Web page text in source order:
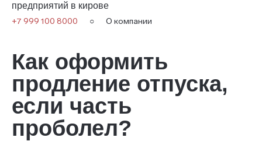
предприятий в кирове
+7 999 100 8000
○ О компании
Как оформить
продление отпуска,
если часть
проболел?